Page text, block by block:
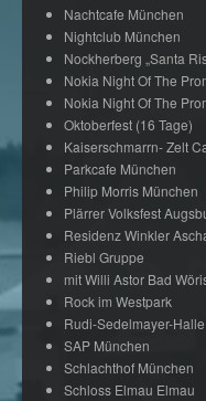
Nachtcafe München
Nightclub München
Nockherberg „Santa
Nokia Night Of The
Nokia Night Of The
Oktoberfest (16 Tage)
Kaiserschmarrn- Zelt
Parkcafe München
Philip Morris München
Plärrer Volksfest
Residenz Winkler
Riebl Gruppe
mit Willi Astor Bad
Rock im Westpark
Rudi-Sedelmayer-
SAP München
Schlachthof München
Schloss Elmau Elmau